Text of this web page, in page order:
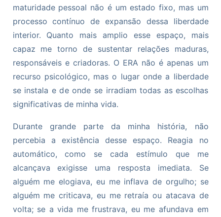
maturidade pessoal não é um estado fixo, mas um
processo contínuo de expansão dessa liberdade
interior. Quanto mais amplio esse espaço, mais
capaz me torno de sustentar relações maduras,
responsáveis e criadoras. O ERA não é apenas um
recurso psicológico, mas o lugar onde a liberdade
se instala e de onde se irradiam todas as escolhas
significativas de minha vida.
Durante grande parte da minha história, não
percebia a existência desse espaço. Reagia no
automático, como se cada estímulo que me
alcançava exigisse uma resposta imediata. Se
alguém me elogiava, eu me inflava de orgulho; se
alguém me criticava, eu me retraía ou atacava de
volta; se a vida me frustrava, eu me afundava em